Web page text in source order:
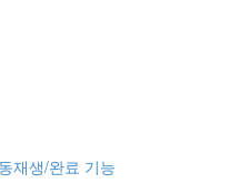
재생/완료 기능